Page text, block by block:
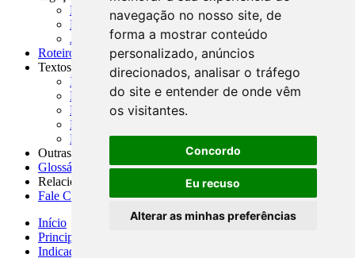
navegação no nosso site, de
forma a mostrar conteúdo
personalizado, anúncios
direcionados, analisar o tráfego
do site e entender de onde vêm
os visitantes.
Concordo
Eu recuso
Alterar as minhas preferências
Links Úteis
Presidência da República
Agências Nacionais Reguladoras
Roteiros para Estudos
Textos
Índice de Textos
Editorial
Monografias
Na Imprensa
Fórum de Discussão
Outras ferramentas
Glossário
Relacionamento
Fale Conosco
Início
Principais notícias
Indicadores